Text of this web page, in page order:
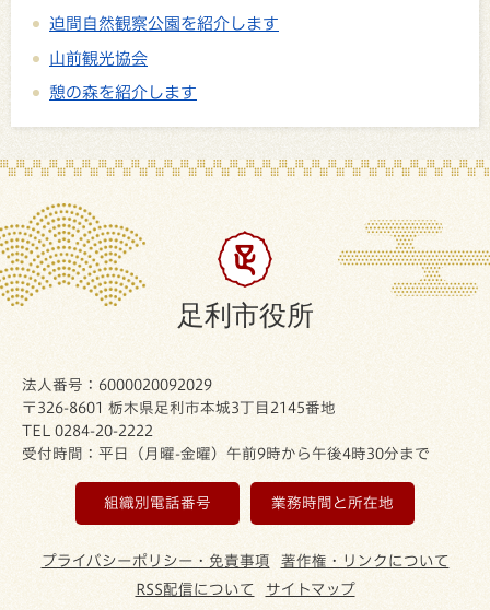
迫間自然観察公園を紹介します
山前観光協会
憩の森を紹介します
足利市役所
法人番号：6000020092029
〒326-8601 栃木県足利市本城3丁目2145番地
TEL 0284-20-2222
受付時間：平日（月曜-金曜）午前9時から午後4時30分まで
組織別電話番号 業務時間と所在地
プライバシーポリシー・免責事項
著作権・リンクについて
RSS配信について
サイトマップ